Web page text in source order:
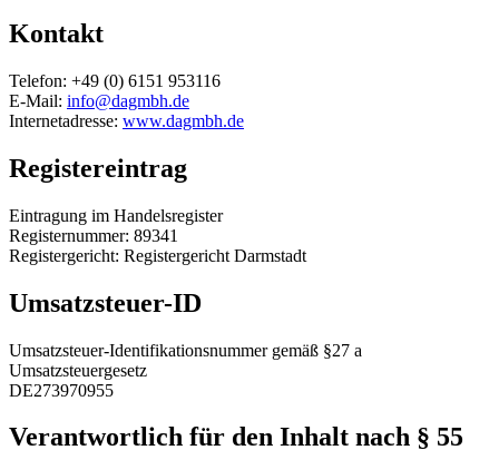
Kontakt
Telefon: +49 (0) 6151 953116
E-Mail: info@dagmbh.de
Internetadresse: www.dagmbh.de
Registereintrag
Eintragung im Handelsregister
Registernummer: 89341
Registergericht: Registergericht Darmstadt
Umsatzsteuer-ID
Umsatzsteuer-Identifikationsnummer gemäß §27 a
Umsatzsteuergesetz
DE273970955
Verantwortlich für den Inhalt nach § 55